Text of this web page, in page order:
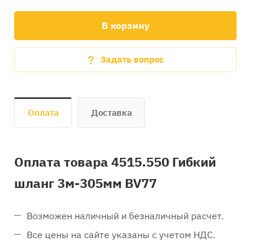
В корзину
Задать вопрос
Оплата Доставка
Оплата товара 4515.550 Гибкий
шланг 3м-305мм BV77
Возможен наличный и безналичный расчет.
Все цены на сайте указаны с учетом НДС.